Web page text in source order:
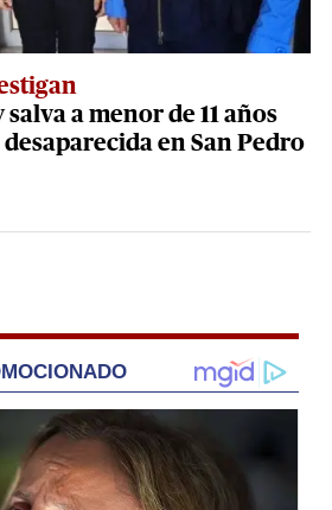
a menor de 11 años
en San Pedro